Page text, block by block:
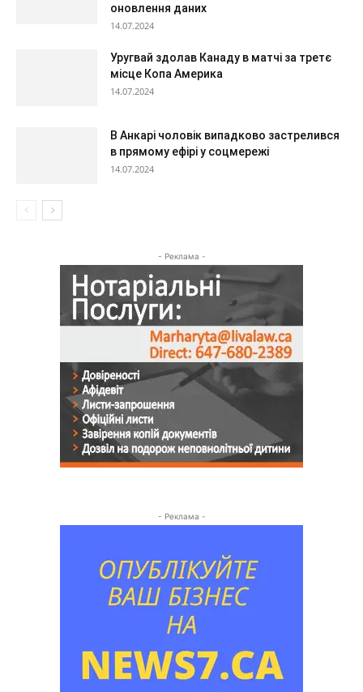
оновлення даних
14.07.2024
Уругвай здолав Канаду в матчі за третє
місце Копа Америка
14.07.2024
В Анкарі чоловік випадково застрелився
в прямому ефірі у соцмережі
14.07.2024
- Реклама -
- Реклама -